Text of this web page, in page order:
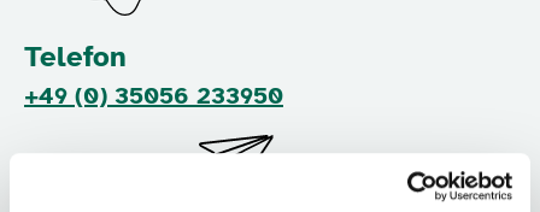
Telefon
+49 (0) 35056 233950